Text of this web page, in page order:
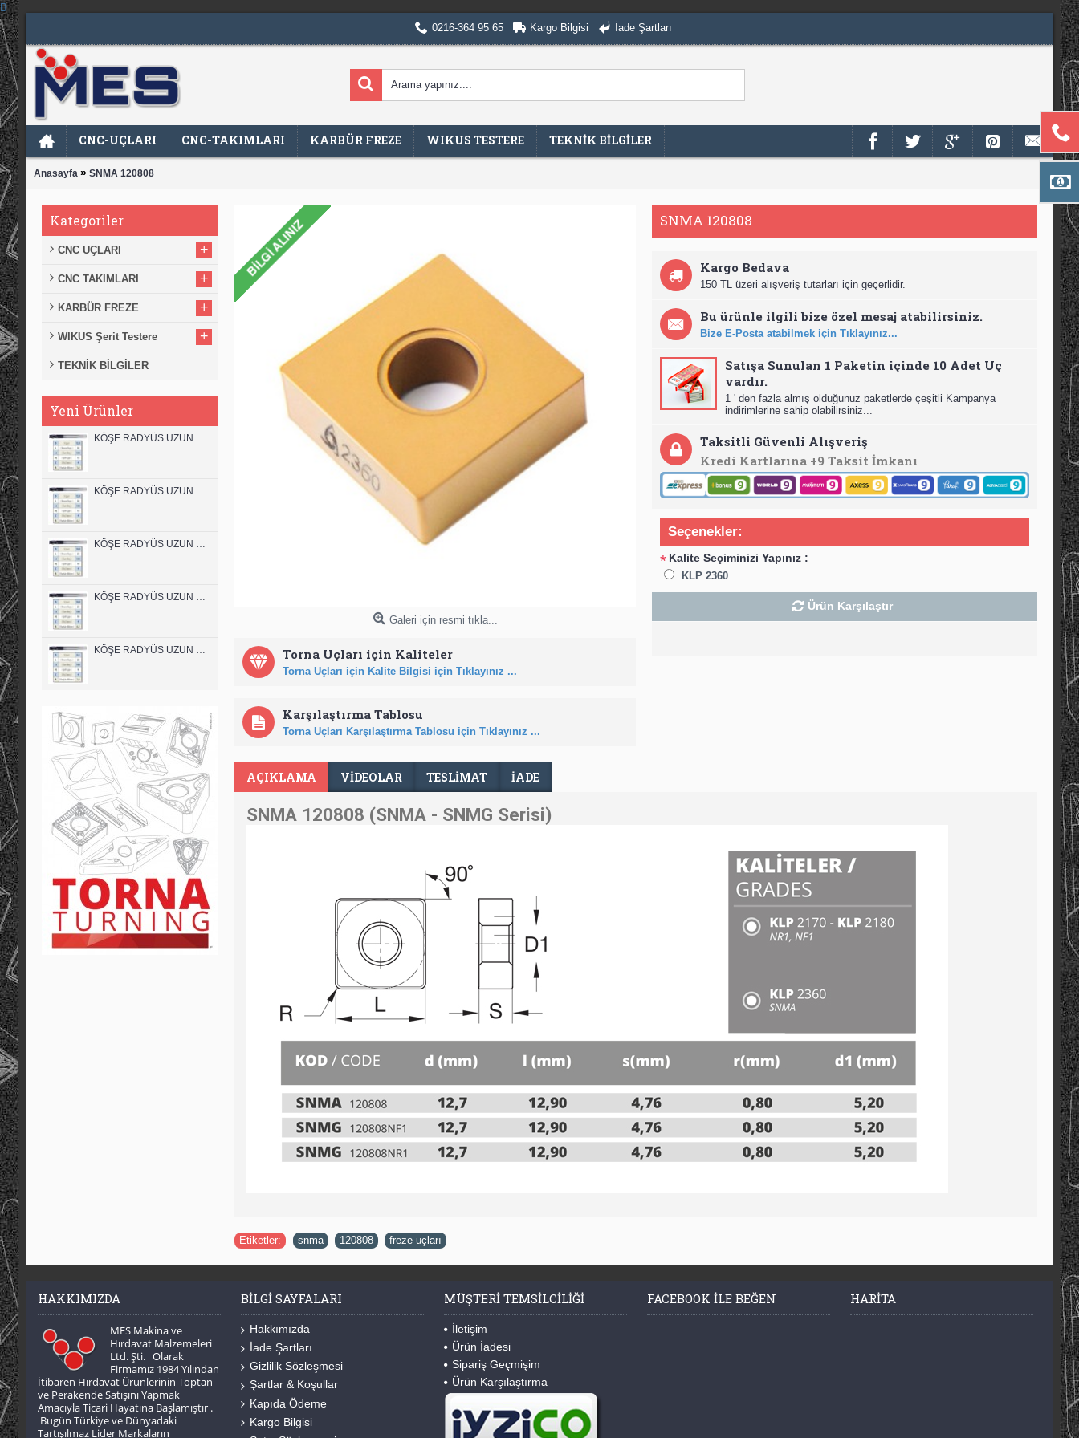
0216-364 95 65 Kargo Bilgisi İade Şartları
CNC-UÇLARI CNC-TAKIMLARI KARBÜR FREZE WIKUS TESTERE TEKNİK BİLGİLER
Anasayfa » SNMA 120808
Kategoriler
CNC UÇLARI +
CNC TAKIMLARI +
KARBÜR FREZE +
WIKUS Şerit Testere +
TEKNİK BİLGİLER
Yeni Ürünler
Galeri için resmi tıkla...
Torna Uçları için Kaliteler
Torna Uçları için Kalite Bilgisi için Tıklayınız ...
Karşılaştırma Tablosu
Torna Uçları Karşılaştırma Tablosu için Tıklayınız ...
SNMA 120808
Kargo Bedava
150 TL üzeri alışveriş tutarları için geçerlidir.
Bu ürünle ilgili bize özel mesaj atabilirsiniz.
Bize E-Posta atabilmek için Tıklayınız...
Satışa Sunulan 1 Paketin içinde 10 Adet Uç
vardır.
1 ' den fazla almış olduğunuz paketlerde çeşitli Kampanya
indirimlerine sahip olabilirsiniz...
Taksitli Güvenli Alışveriş
Kredi Kartlarına +9 Taksit İmkanı
Seçenekler:
* Kalite Seçiminizi Yapınız :
KLP 2360
Ürün Karşılaştır
AÇIKLAMA VIDEOLAR TESLIMAT İADE
SNMA 120808 (SNMA - SNMG Serisi)
Etiketler: snma 120808 freze uçları
HAKKIMIZDA
MES Makina ve
Hırdavat Malzemeleri
Ltd. Şti. Olarak
Firmamız 1984 Yılından
İtibaren Hırdavat Ürünlerinin Toptan
ve Perakende Satışını Yapmak
Amacıyla Ticari Hayatına Başlamıştır .
Bugün Türkiye ve Dünyadaki
Tartışılmaz Lider Markaların
BILGI SAYFALARI
Hakkımızda
İade Şartları
Gizlilik Sözleşmesi
Şartlar & Koşullar
Kapıda Ödeme
Kargo Bilgisi
MÜŞTERI TEMSILCILIĞI
İletişim
Ürün İadesi
Sipariş Geçmişim
Ürün Karşılaştırma
FACEBOOK ILE BEĞEN HARITA